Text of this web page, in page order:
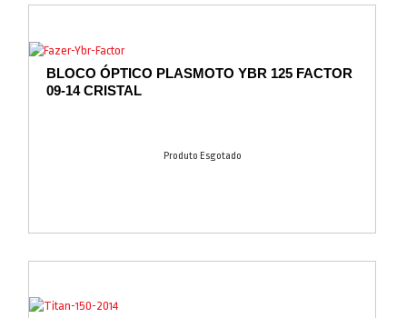
BLOCO ÓPTICO PLASMOTO YBR 125 FACTOR
09-14 CRISTAL
Produto Esgotado